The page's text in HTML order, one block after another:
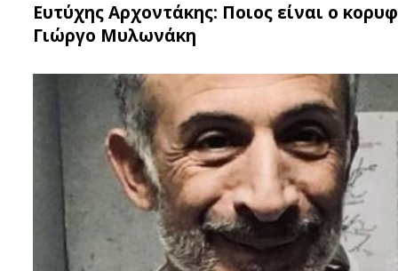
Ευτύχης Αρχοντάκης: Ποιος είναι ο
Γιώργο Μυλωνάκη